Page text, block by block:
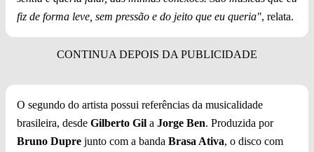
fiz de forma leve, sem pressão e do jeito que eu queria", relata.
O segundo do artista possui referências da musicalidade
brasileira, desde Gilberto Gil a Jorge Ben. Produzida por
Bruno Dupre junto com a banda Brasa Ativa, o disco com